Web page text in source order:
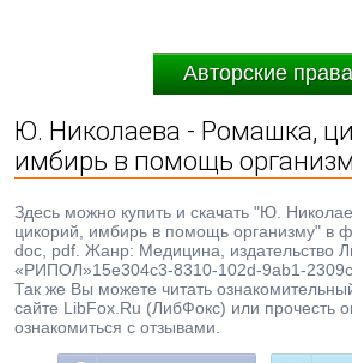
Авторские права
Ю. Николаева - Ромашка,
имбирь в помощь
Здесь можно купить и скачать "Ю.
цикорий, имбирь в помощь организму" в
doc, pdf. Жанр: Медицина, издательство
«РИПОЛ»15e304c3-8310-102d-9ab1-
Так же Вы можете читать
сайте LibFox.Ru (ЛибФокс) или прочесть
ознакомиться с отзывами.